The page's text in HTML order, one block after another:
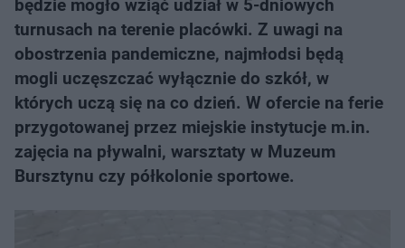
będzie mogło wziąć udział w 5-dniowych
turnusach na terenie placówki. Z uwagi na
obostrzenia pandemiczne, najmłodsi będą
mogli uczęszczać wyłącznie do szkół, w
których uczą się na co dzień. W ofercie na ferie
przygotowanej przez miejskie instytucje m.in.
zajęcia na pływalni, warsztaty w Muzeum
Bursztynu czy półkolonie sportowe.